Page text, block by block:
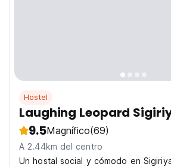
Hostel
Laughing Leopard
9.5Magnífico(69)
A 2.44km del centro
Un hostal social y cómodo en